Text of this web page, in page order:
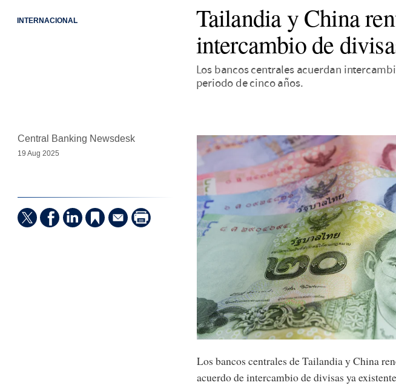
INTERNACIONAL
Tailandia y China
intercambio de
Los bancos centrales acuerdan
periodo de cinco años.
Central Banking Newsdesk
19 Aug 2025
Los bancos centrales de Tailandia y China
acuerdo de intercambio de divisas ya